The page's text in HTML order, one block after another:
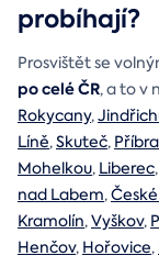
probíhají?
Prosvištět se
po celé ČR, a to v
Rokycany,
Líně,Skuteč,
Mohelkou, Liberec,
nad Labem,
Kramolín,Vyškov,
Henčov, Hořovice,